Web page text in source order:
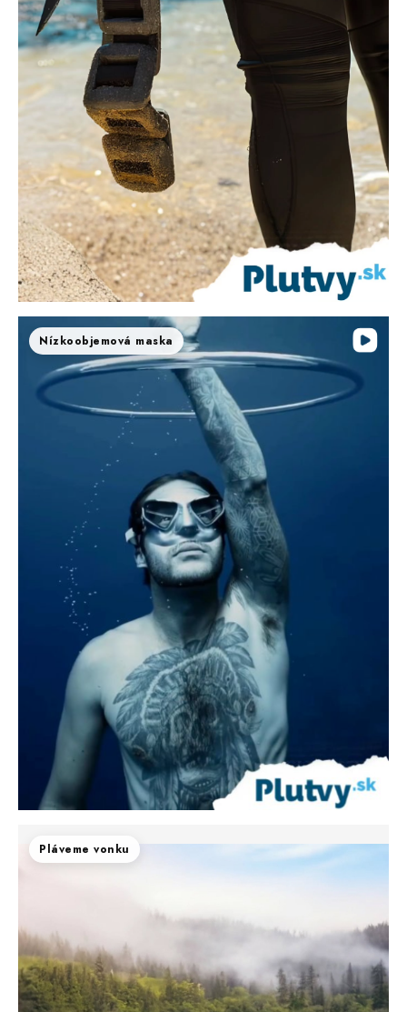
Nízkoobjemová maska
Pláveme vonku